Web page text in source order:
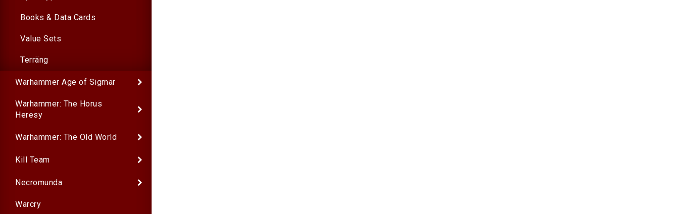
Books & Data Cards
Value Sets
Terräng
Warhammer Age of Sigmar
Warhammer: The Horus
Heresy
Warhammer: The Old World
Kill Team
Necromunda
Warcry